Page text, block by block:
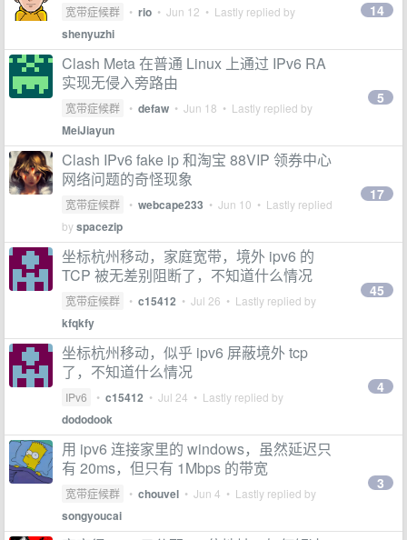
宽带症候群 • rio • Jun 12 • Lastly replied by
shenyuzhi
14
Clash Meta 在普通 Linux 上通过 IPv6 RA
实现无侵入旁路由
宽带症候群 • defaw • Jun 18 • Lastly replied by
MeiJiayun
5
Clash IPv6 fake ip 和淘宝 88VIP 领券中心
网络问题的奇怪现象
宽带症候群 • webcape233 • Jun 10 • Lastly replied
byspacezip
17
坐标杭州移动，家庭宽带，境外 ipv6 的
TCP 被无差别阻断了，不知道什么情况
宽带症候群 • c15412 • Jul 26 • Lastly replied by
kfqkfy
45
坐标杭州移动，似乎 ipv6 屏蔽境外 tcp
了，不知道什么情况
IPv6 • c15412 • Jul 24 • Lastly replied by
dododook
4
用 ipv6 连接家里的 windows，虽然延迟只
有 20ms，但只有 1Mbps 的带宽
宽带症候群 • chouvel • Jun 4 • Lastly replied by
songyoucai
3